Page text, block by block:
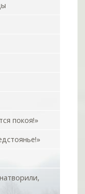
покоя!»